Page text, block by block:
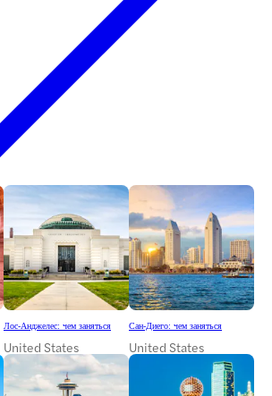
Лос-Анджелес: чем заняться
United States
Сан-Диего: чем заняться
United States